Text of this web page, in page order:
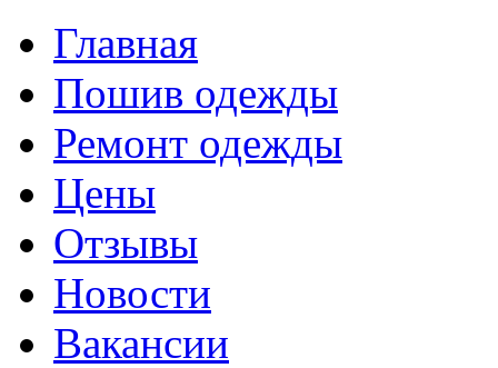
Главная
Пошив одежды
Ремонт одежды
Цены
Отзывы
Новости
Вакансии